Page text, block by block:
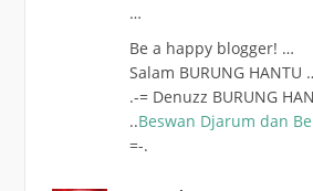
…
Be a happy blogger! …
Salam BURUNG HANTU
.-= Denuzz BURUNG
..Beswan Djarum dan
=-.